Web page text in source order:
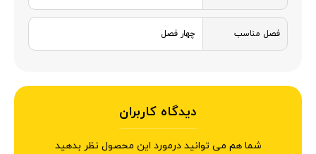
فصل مناسب چهار فصل
دیدگاه کاربران
شما هم می توانید درمورد این محصول نظر بدهید